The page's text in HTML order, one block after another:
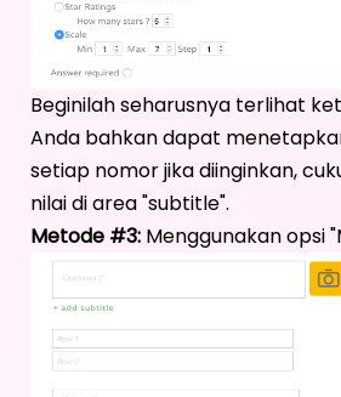
Beginilah seharusnya terlihat
Anda bahkan dapat
setiap nomor jika diinginkan,
nilai di area "subtitle".
Metode #3: Menggunakan opsi